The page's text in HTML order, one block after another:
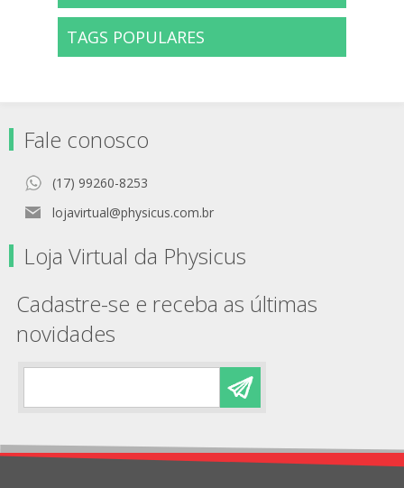
TAGS POPULARES
Fale conosco
(17) 99260-8253
lojavirtual@physicus.com.br
Loja Virtual da Physicus
Cadastre-se e receba as últimas
novidades